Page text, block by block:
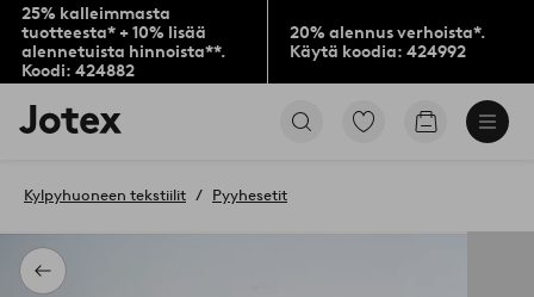
25% kalleimmasta
tuotteesta* + 10% lisää
alennetuista hinnoista**.
Koodi: 424882
20% alennus verhoista*.
Käytä koodia: 424992
Jotex-
logo
aloitussivulle
Siirry
Siirry
Takaisin
Kylpyhuoneen tekstiilit Pyyhesetit